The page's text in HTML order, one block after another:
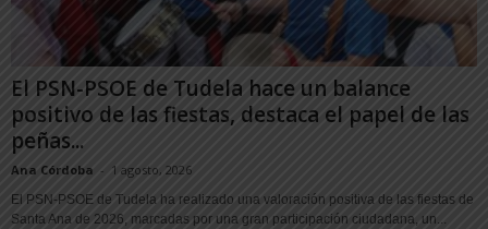
El PSN-PSOE de Tudela hace un balance
positivo de las fiestas, destaca el papel de las
peñas...
Ana Córdoba - 1 agosto, 2026
El PSN-PSOE de Tudela ha realizado una valoración positiva de las fiestas de
Santa Ana de 2026, marcadas por una gran participación ciudadana, un...